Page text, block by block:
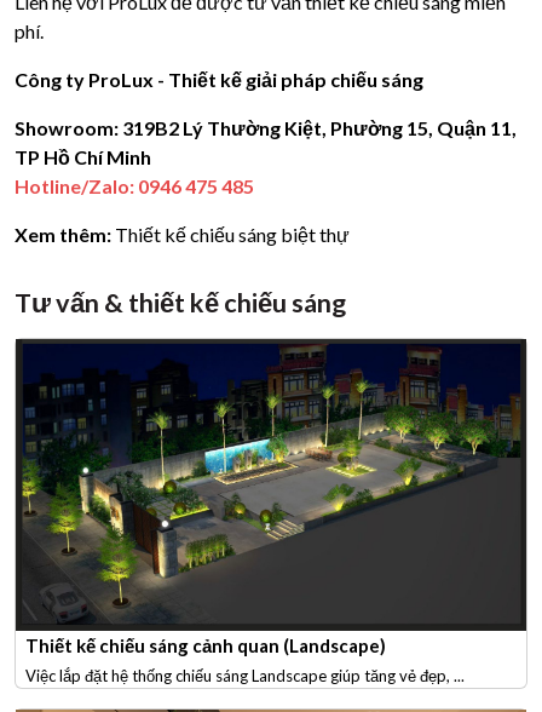
Tư vấn & thiết kế chiếu sáng
Thiết kế chiếu sáng cảnh quan (Landscape)
Việc lắp đặt hệ thống chiếu sáng Landscape giúp tăng vẻ đẹp, ...
phí.
Công ty ProLux - Thiết kế giải pháp chiếu sáng
Showroom: 319B2 Lý Thường Kiệt, Phường 15, Quận 11,
TP Hồ Chí Minh
Hotline/Zalo: 0946 475 485
Xem thêm: Thiết kế chiếu sáng biệt thự